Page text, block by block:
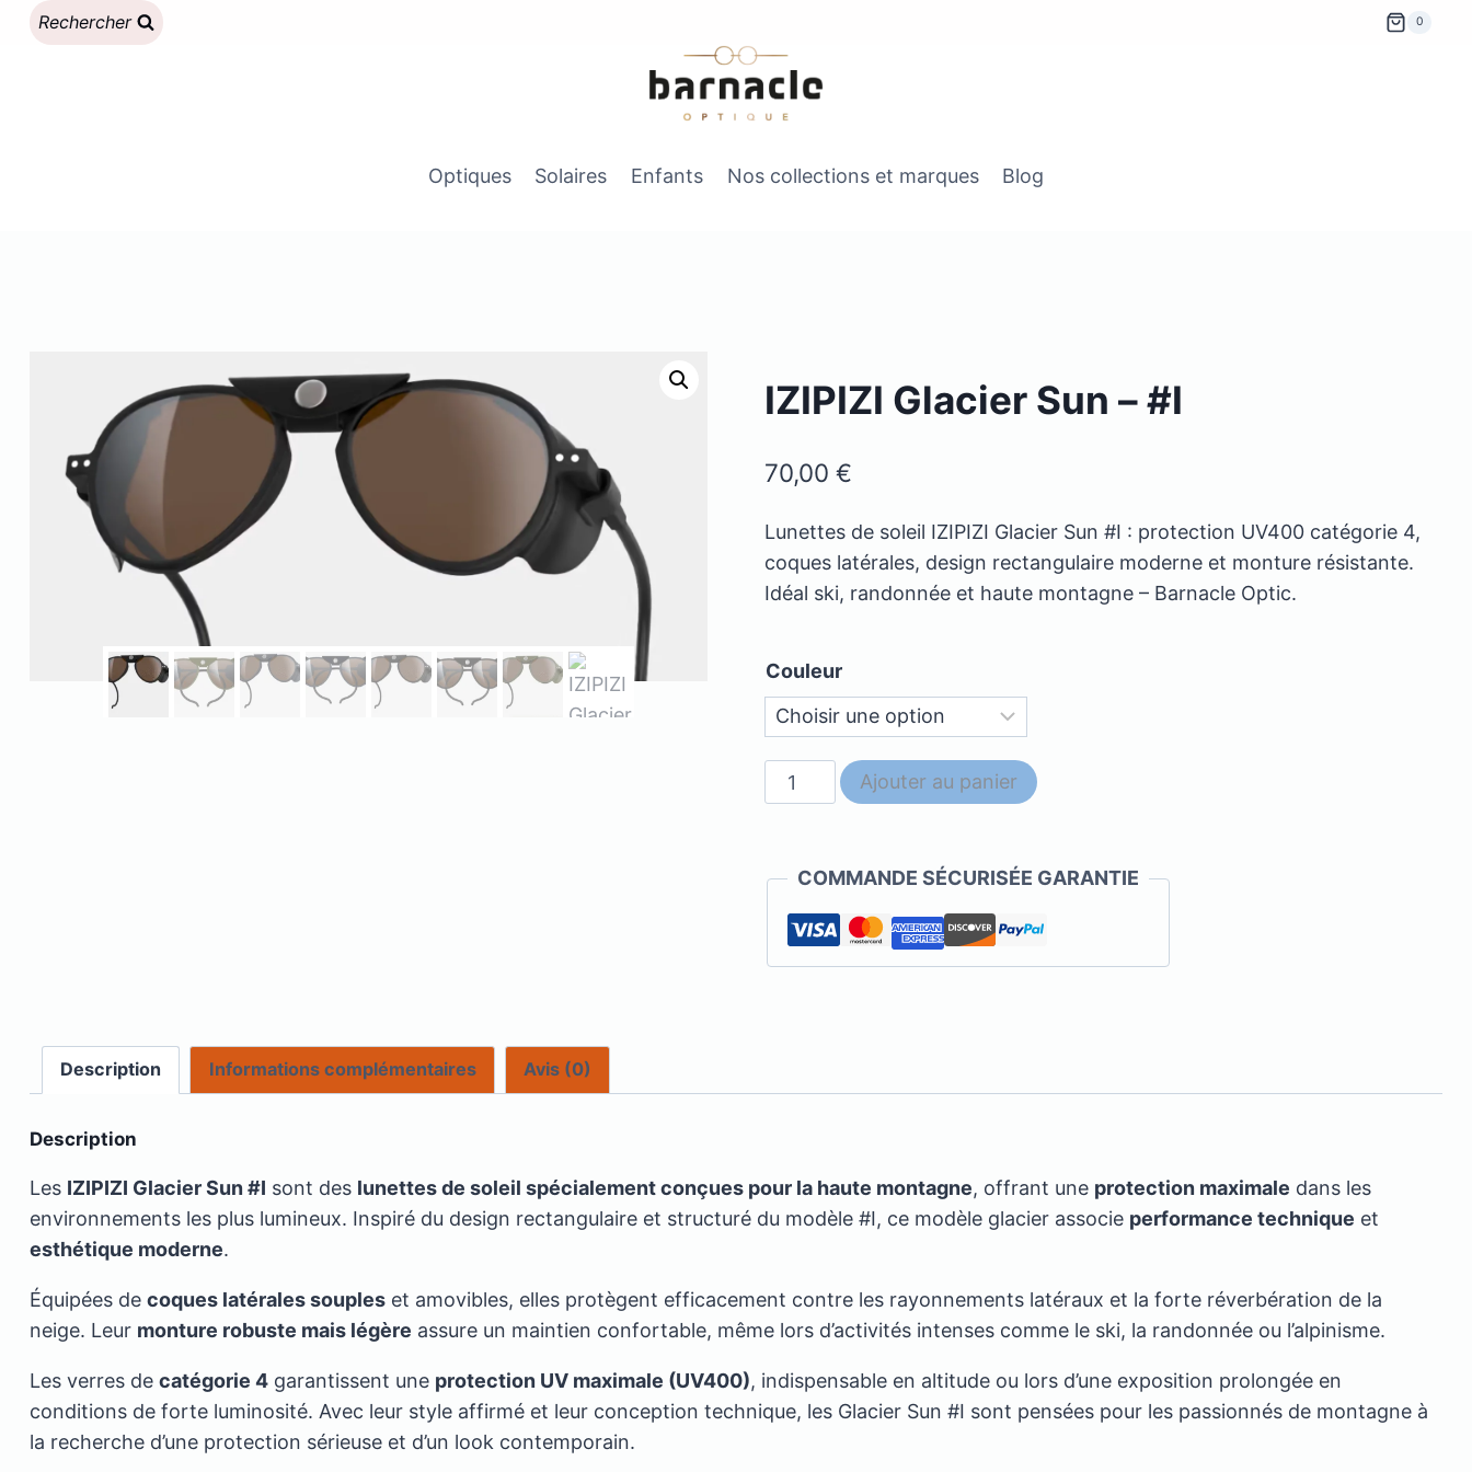
Rechercher 0
Optiques Solaires Enfants Nos collections et marques Blog
IZIPIZI Glacier Sun – #I
70,00 €
Lunettes de soleil IZIPIZI Glacier Sun #I : protection UV400 catégorie 4,
coques latérales, design rectangulaire moderne et monture résistante.
Idéal ski, randonnée et haute montagne – Barnacle Optic.
Couleur
quantité
de
Glacier
#I
Ajouter au panier
COMMANDE SÉCURISÉE GARANTIE
Description Informations complémentaires Avis (0)
Description
Les IZIPIZI Glacier Sun #I sont des lunettes de soleil spécialement conçues pour la haute montagne, offrant une protection maximale dans les
environnements les plus lumineux. Inspiré du design rectangulaire et structuré du modèle #I, ce modèle glacier associe performance technique et
esthétique moderne.
Équipées de coques latérales souples et amovibles, elles protègent efficacement contre les rayonnements latéraux et la forte réverbération de la
neige. Leur monture robuste mais légère assure un maintien confortable, même lors d’activités intenses comme le ski, la randonnée ou l’alpinisme.
Les verres de catégorie 4 garantissent une protection UV maximale (UV400), indispensable en altitude ou lors d’une exposition prolongée en
conditions de forte luminosité. Avec leur style affirmé et leur conception technique, les Glacier Sun #I sont pensées pour les passionnés de montagne à
la recherche d’une protection sérieuse et d’un look contemporain.